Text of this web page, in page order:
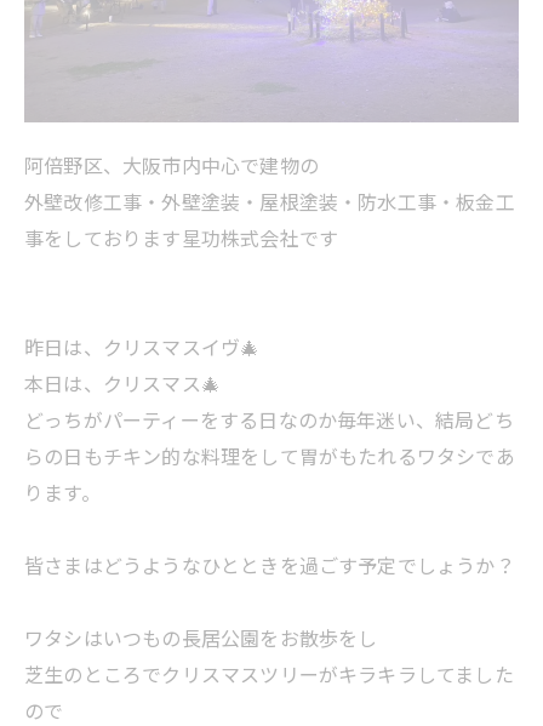
阿倍野区、大阪市内中心で建物の
外壁改修工事・外壁塗装・屋根塗装・防水工事・板金工
事をしております星功株式会社です
昨日は、クリスマスイヴ🎄
本日は、クリスマス🎄
どっちがパーティーをする日なのか毎年迷い、結局どち
らの日もチキン的な料理をして胃がもたれるワタシであ
ります。
皆さまはどうようなひとときを過ごす予定でしょうか？
ワタシはいつもの長居公園をお散歩をし
芝生のところでクリスマスツリーがキラキラしてました
ので